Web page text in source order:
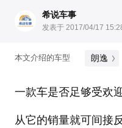
希说车事
发表于 2017/04/17
本文介绍的车型 朗逸
一款车是否足够受欢
从它的销量就可间接